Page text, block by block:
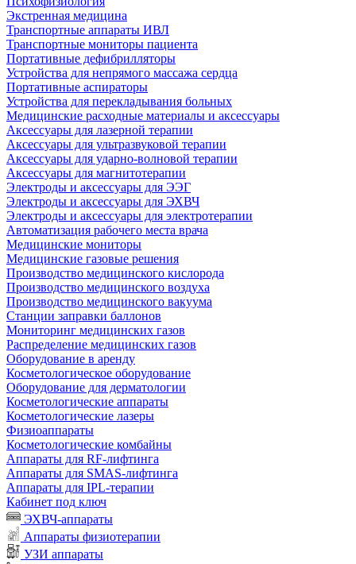
Экстренная медицина
Транспортные аппараты ИВЛ
Транспортные мониторы пациента
Портативные дефибрилляторы
Устройства для непрямого массажа сердца
Портативные аспираторы
Устройства для перекладывания больных
Медицинские расходные материалы и аксессуары
Аксессуары для лазерной терапии
Аксессуары для ультразвуковой терапии
Аксессуары для ударно-волновой терапии
Аксессуары для магнитотерапии
Электроды и аксессуары для ЭЭГ
Электроды и аксессуары для ЭХВЧ
Электроды и аксессуары для электротерапии
Автоматизация рабочего места врача
Медицинские мониторы
Медицинские газовые решения
Производство медицинского кислорода
Производство медицинского воздуха
Производство медицинского вакуума
Станции заправки баллонов
Мониторинг медицинских газов
Распределение медицинских газов
Оборудование в аренду
Косметологическое оборудование
Оборудование для дерматологии
Косметологические аппараты
Косметологические лазеры
Физиоаппараты
Косметологические комбайны
Аппараты для RF-лифтинга
Аппараты для SMAS-лифтинга
Аппараты для IPL-терапии
Кабинет под ключ
ЭХВЧ-аппараты
Аппараты физиотерапии
УЗИ аппараты